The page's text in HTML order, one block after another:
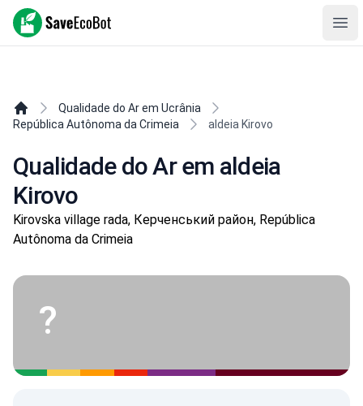
SaveEcoBot
Qualidade do Ar em Ucrânia
República Autônoma da Crimeia
aldeia Kirovo
Qualidade do Ar em aldeia
Kirovo
Kirovska village rada, Керченський район, República
Autônoma da Crimeia
?